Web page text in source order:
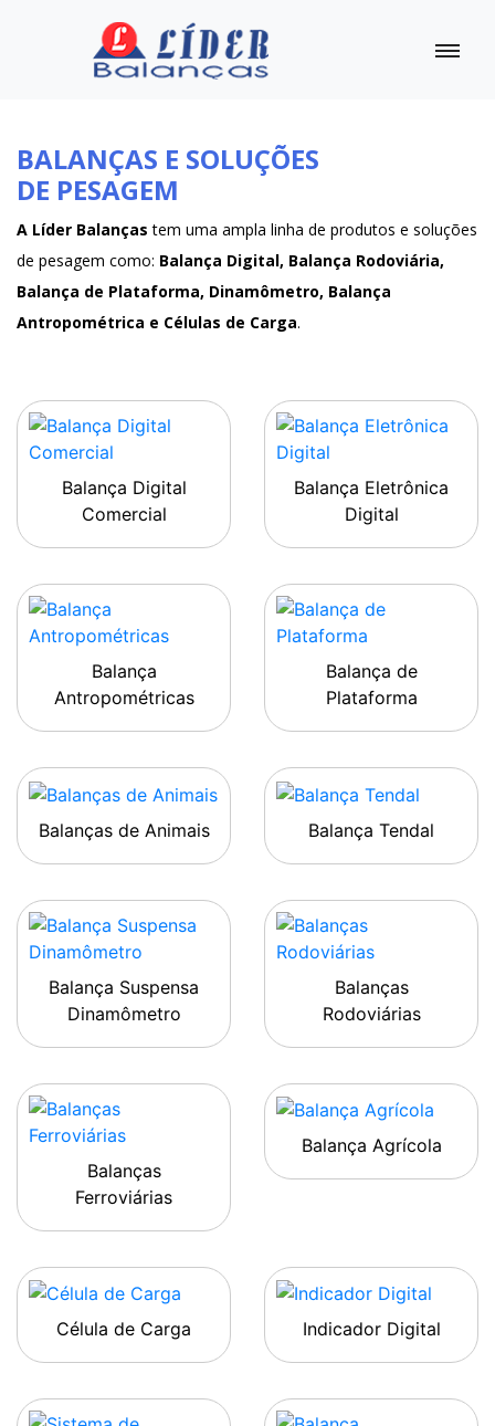
BALANÇAS E SOLUÇÕES
DE PESAGEM
A Líder Balanças tem uma ampla linha de produtos e soluções
de pesagem como: Balança Digital, Balança Rodoviária,
Balança de Plataforma, Dinamômetro, Balança
Antropométrica e Células de Carga.
Balança Digital
Comercial
Balança Eletrônica
Digital
Balança
Antropométricas
Balança de
Plataforma
Balanças de Animais Balança Tendal
Balança Suspensa
Dinamômetro
Balanças
Rodoviárias
Balanças
Ferroviárias
Balança Agrícola
Célula de Carga Indicador Digital